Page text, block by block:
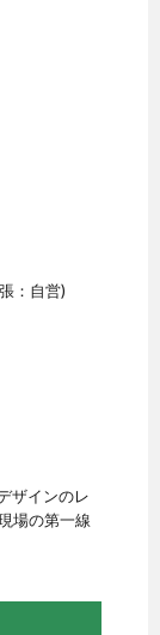
：自営)
ザインのレ
場の第一線